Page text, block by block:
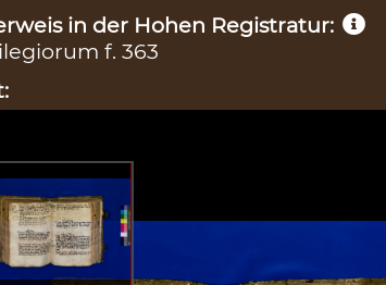
in der Hohen Registratur:
f. 363